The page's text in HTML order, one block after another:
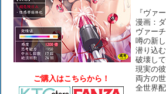
ご購入はこちらから！
『ヴァ
漫画：
ヴァー
噂の新
潜り込
破壊し
現実の
両方の
全世界